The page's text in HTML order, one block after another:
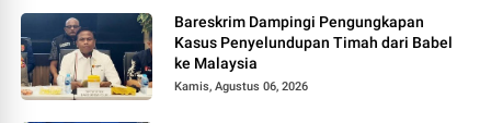
Bareskrim Dampingi Pengungkapan
Kasus Penyelundupan Timah dari Babel
ke Malaysia
Kamis, Agustus 06, 2026